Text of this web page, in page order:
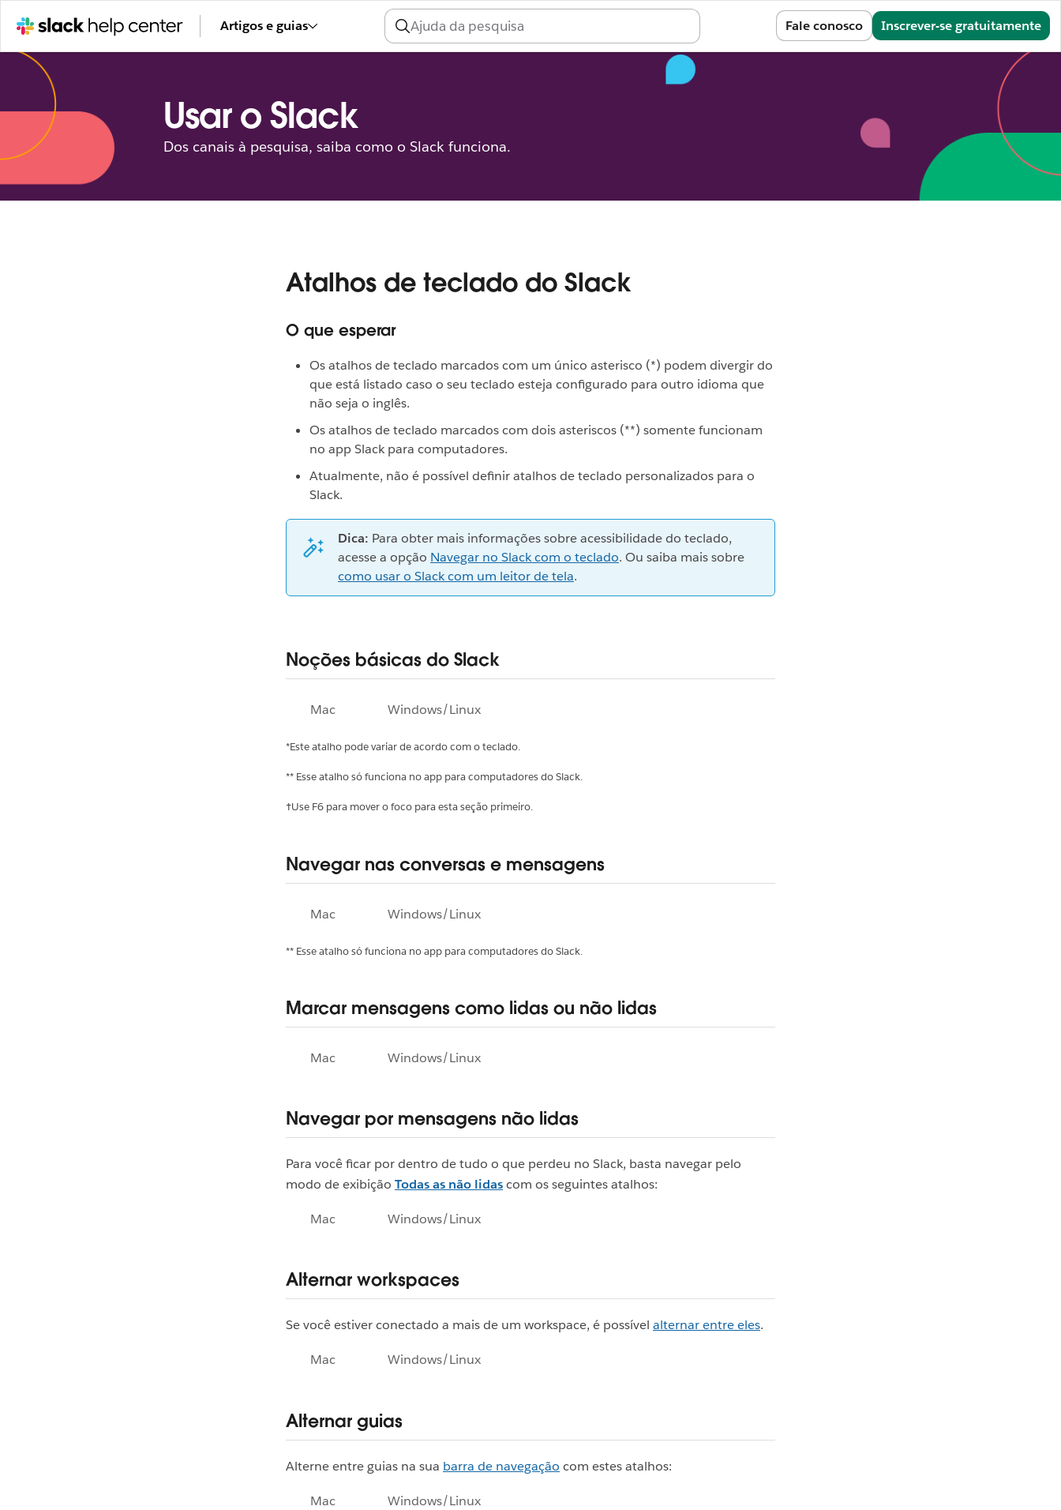
Artigos e guias Fale conosco Inscrever-se gratuitamente
Usar o Slack
Dos canais à pesquisa, saiba como o Slack funciona.
Atalhos de teclado do Slack
O que esperar
Os atalhos de teclado marcados com um único asterisco (*) podem divergir do
que está listado caso o seu teclado esteja configurado para outro idioma que
não seja o inglês.
Os atalhos de teclado marcados com dois asteriscos (**) somente funcionam
no app Slack para computadores.
Atualmente, não é possível definir atalhos de teclado personalizados para o
Slack.
Dica: Para obter mais informações sobre acessibilidade do teclado,
acesse a opção Navegar no Slack com o teclado. Ou saiba mais sobre
como usar o Slack com um leitor de tela.
Noções básicas do Slack
Mac Windows/Linux
*Este atalho pode variar de acordo com o teclado.
** Esse atalho só funciona no app para computadores do Slack.
†Use F6 para mover o foco para esta seção primeiro.
Navegar nas conversas e mensagens
Mac Windows/Linux
** Esse atalho só funciona no app para computadores do Slack.
Marcar mensagens como lidas ou não lidas
Mac Windows/Linux
Navegar por mensagens não lidas
Para você ficar por dentro de tudo o que perdeu no Slack, basta navegar pelo
modo de exibição Todas as não lidascom os seguintes atalhos:
Mac Windows/Linux
Alternar workspaces
Se você estiver conectado a mais de um workspace, é possível alternar entre eles.
Mac Windows/Linux
Alternar guias
Alterne entre guias na sua barra de navegação com estes atalhos:
Mac Windows/Linux